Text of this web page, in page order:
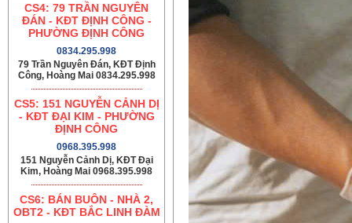
CS4: 79 TRẦN NGUYÊN
ĐÁN - KĐT ĐỊNH CÔNG -
PHƯỜNG ĐỊNH CÔNG
0834.295.998
79 Trần Nguyên Đán, KĐT Định
Công, Hoàng Mai 0834.295.998
CS5: 151 NGUYỄN CẢNH DỊ
- KĐT ĐẠI KIM - PHƯỜNG
ĐỊNH CÔNG
0968.395.998
151 Nguyễn Cảnh Dị, KĐT Đại
Kim, Hoàng Mai 0968.395.998
CS6: BÁN BUÔN - NHÀ 2,
OBT2 - KĐT BẮC LINH ĐÀM